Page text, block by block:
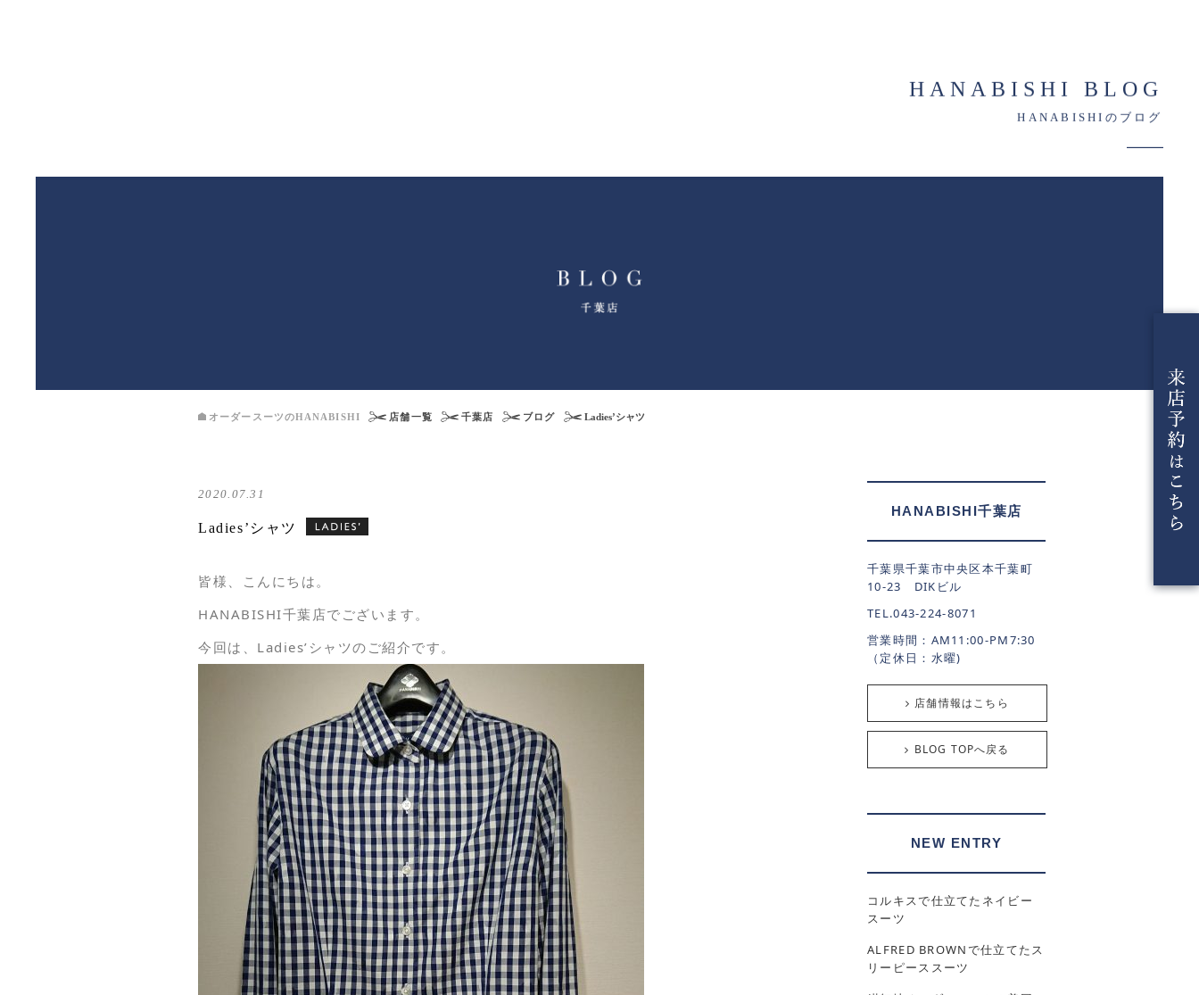
HANABISHI BLOG
HANABISHIのブログ
オーダースーツのHANABISHI 店舗一覧 千葉店 ブログ Ladies’シャツ
2020.07.31
Ladies’シャツ
皆様、こんにちは。
HANABISHI千葉店でございます。
今回は、Ladies’シャツのご紹介です。
HANABISHI千葉店
千葉県千葉市中央区本千葉町
10-23 DIKビル
TEL.043-224-8071
営業時間：AM11:00-PM7:30
（定休日：水曜)
店舗情報はこちら
BLOG TOPへ戻る
NEW ENTRY
コルキスで仕立てたネイビー
スーツ
ALFRED BROWNで仕立てたス
リーピーススーツ